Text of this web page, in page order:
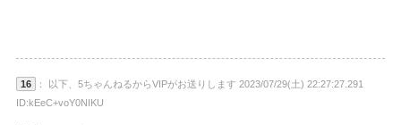
16
： 以下、5ちゃんねるからVIPがお送りします 2023/07/29(土) 22:27:27.291
ID:kEeC+voY0NIKU